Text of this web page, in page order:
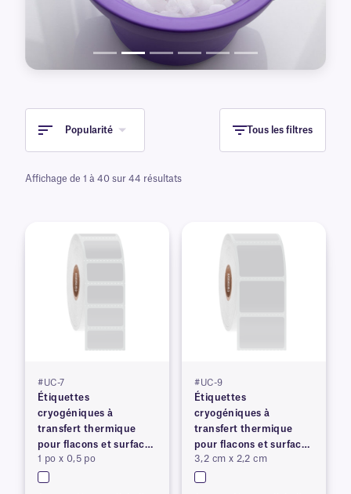
Popularité Tous les filtres
Affichage de 1 à 40 sur 44 résultats
#UC-7
Étiquettes
cryogéniques à
transfert thermique
pour flacons et surfaces
congelés
1 po x 0,5 po
#UC-9
Étiquettes
cryogéniques à
transfert thermique
pour flacons et surfaces
congelés
3,2 cm x 2,2 cm